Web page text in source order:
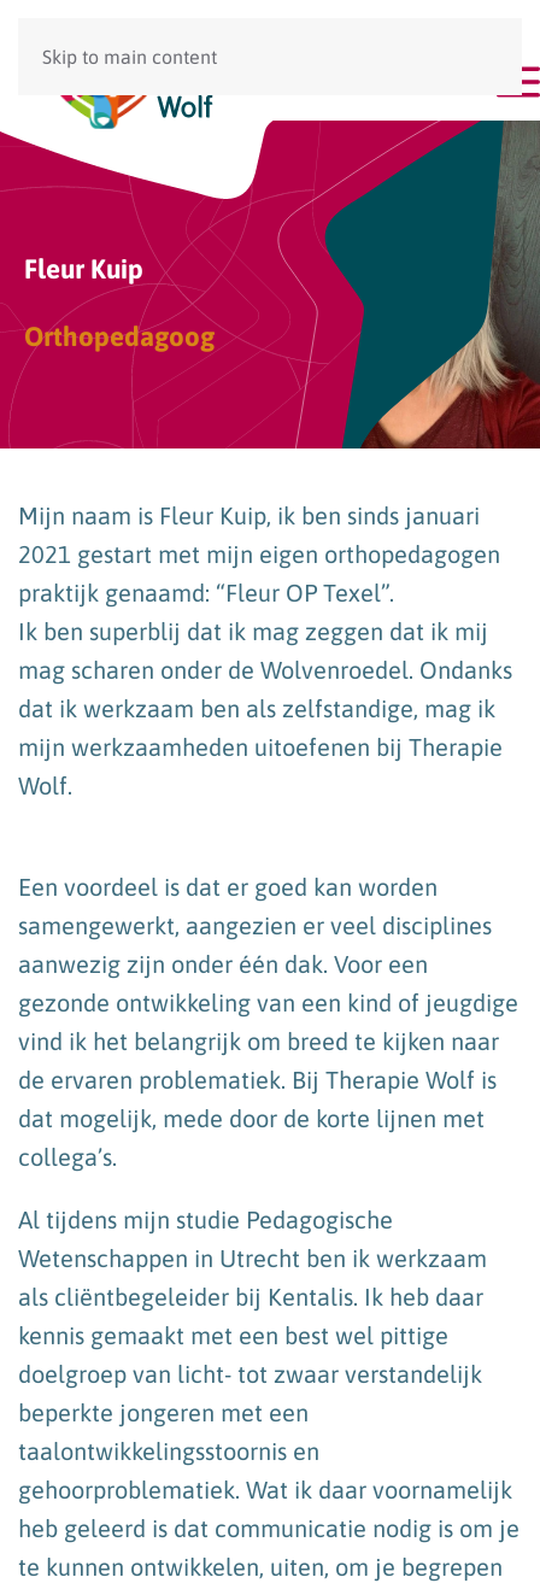
Skip to main content
Fleur Kuip
Orthopedagoog
Mijn naam is Fleur Kuip, ik ben sinds januari
2021 gestart met mijn eigen orthopedagogen
praktijk genaamd: “Fleur OP Texel”.
Ik ben superblij dat ik mag zeggen dat ik mij
mag scharen onder de Wolvenroedel. Ondanks
dat ik werkzaam ben als zelfstandige, mag ik
mijn werkzaamheden uitoefenen bij Therapie
Wolf.
Een voordeel is dat er goed kan worden
samengewerkt, aangezien er veel disciplines
aanwezig zijn onder één dak. Voor een
gezonde ontwikkeling van een kind of jeugdige
vind ik het belangrijk om breed te kijken naar
de ervaren problematiek. Bij Therapie Wolf is
dat mogelijk, mede door de korte lijnen met
collega’s.
Al tijdens mijn studie Pedagogische
Wetenschappen in Utrecht ben ik werkzaam
als cliëntbegeleider bij Kentalis. Ik heb daar
kennis gemaakt met een best wel pittige
doelgroep van licht- tot zwaar verstandelijk
beperkte jongeren met een
taalontwikkelingsstoornis en
gehoorproblematiek. Wat ik daar voornamelijk
heb geleerd is dat communicatie nodig is om je
te kunnen ontwikkelen, uiten, om je begrepen